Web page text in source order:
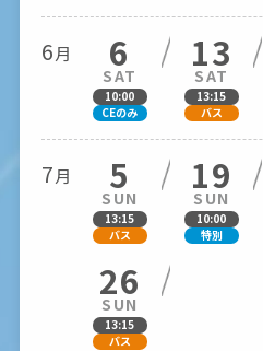
6月 6
SAT
10:00
CEのみ
13
SAT
13:15
バス
7月 5
SUN
13:15
バス
19
SUN
10:00
特別
26
SUN
13:15
バス